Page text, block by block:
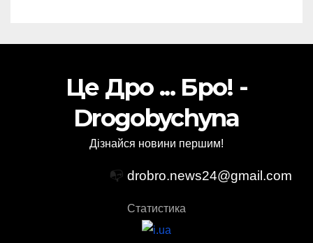
Це Дро ... Бро! -
Drogobychyna
Дізнайся новини першим!
📭 drobro.news24@gmail.com
Статистика